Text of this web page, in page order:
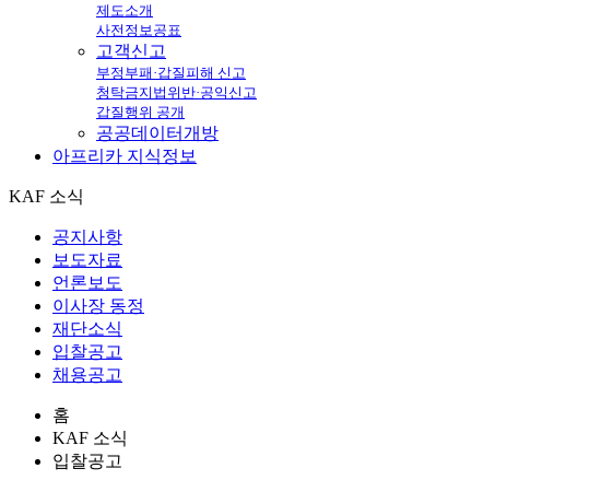
제도소개
사전정보공표
고객신고
부정부패·갑질피해 신고
청탁금지법위반·공익신고
갑질행위 공개
공공데이터개방
아프리카 지식정보
KAF 소식
공지사항
보도자료
언론보도
이사장 동정
재단소식
입찰공고
채용공고
홈
KAF 소식
입찰공고